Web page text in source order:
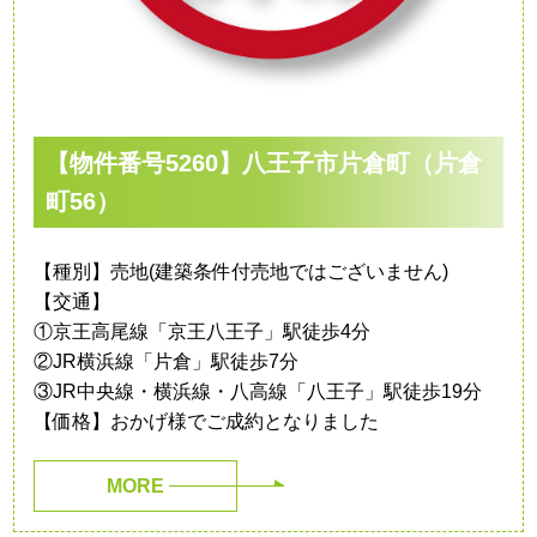
【物件番号5260】八王子市片倉町（片倉
町56）
【種別】売地(建築条件付売地ではございません)
【交通】
①京王高尾線「京王八王子」駅徒歩4分
②JR横浜線「片倉」駅徒歩7分
③JR中央線・横浜線・八高線「八王子」駅徒歩19分
【価格】おかげ様でご成約となりました
MORE